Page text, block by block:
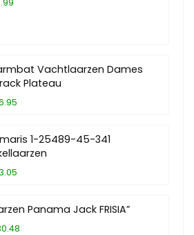
Vachtlaarzen Dames
Plateau
1-25489-45-341
Panama Jack FRISIA”